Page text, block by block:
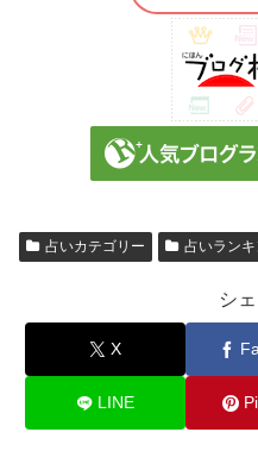
占いカテゴリー 占いラン
シ
X
LINE